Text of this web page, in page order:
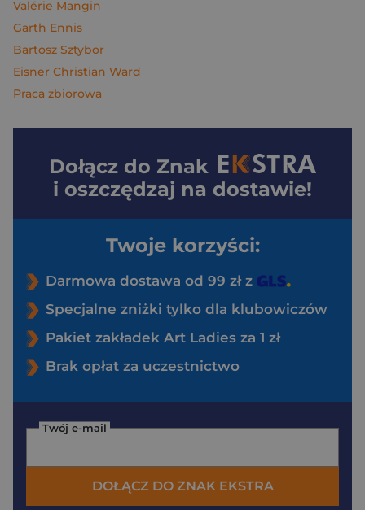
Valérie Mangin
Garth Ennis
Bartosz Sztybor
Eisner Christian Ward
Praca zbiorowa
Dołącz do Znak
i oszczędzaj na dostawie!
Twoje korzyści:
Darmowa dostawa od 99 zł z
Specjalne zniżki tylko dla klubowiczów
Pakiet zakładek Art Ladies za 1 zł
Brak opłat za uczestnictwo
Twój e-mail
DOŁĄCZ DO ZNAK EKSTRA